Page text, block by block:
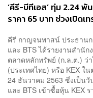
‘คีรี-บีทีเอส’ ทุ่ม 2.24 พั
ราคา 65 บาท ช่วงเปิดเ
คีรี กาญจนพาสน์ ประธานก
และ BTS ได้รายงานสำนั
ตลาดหลักทรัพย์ (ก.ล.ต.) ว่
(ประเทศไทย) หรือ KEX ใ
24 ธันวาคม 2563 ซึ่งเป็น
และ BTS เข้าซื้อหุ้น KEX